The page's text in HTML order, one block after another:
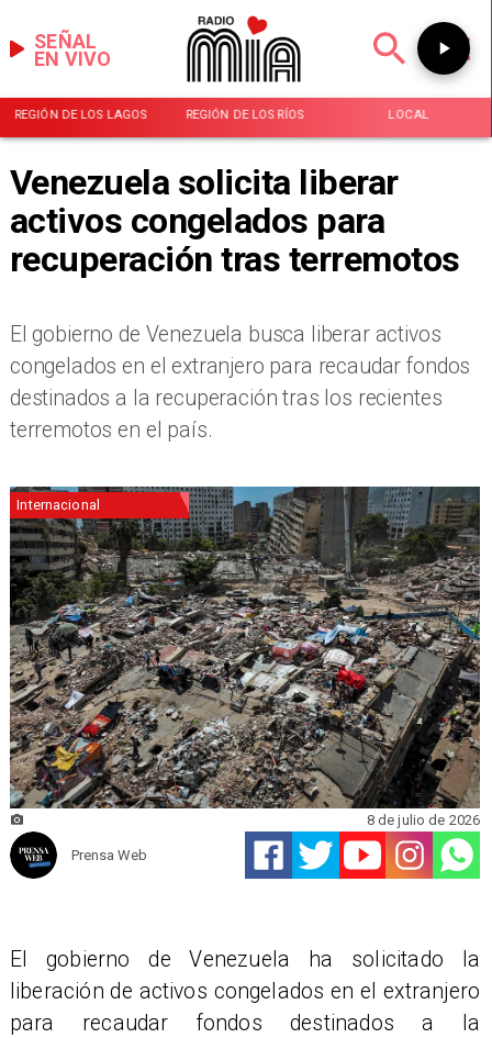
EN VIVO
SEÑAL
REGIÓN DE LOS LAGOS REGIÓN DE LOS RÍOS LOCAL
Venezuela solicita liberar
activos congelados para
recuperación tras terremotos
El gobierno de Venezuela busca liberar activos
congelados en el extranjero para recaudar fondos
destinados a la recuperación tras los recientes
terremotos en el país.
Internacional
Prensa Web
8 de julio de 2026
El gobierno de Venezuela ha solicitado la
liberación de activos congelados en el extranjero
para recaudar fondos destinados a la